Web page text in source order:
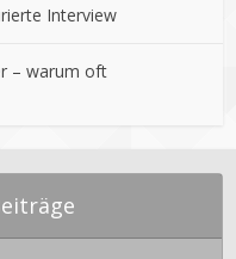
Interview
– warum oft